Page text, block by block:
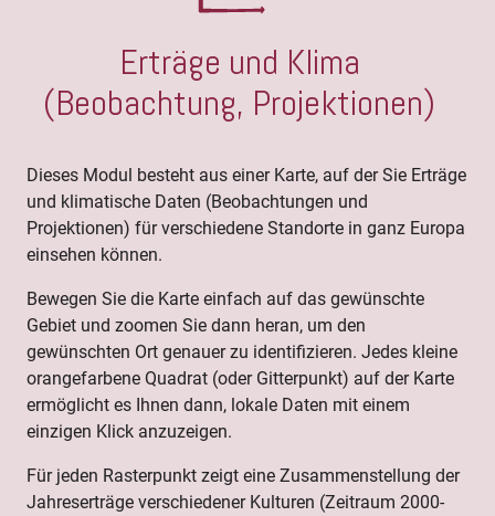
Erträge und Klima
(Beobachtung, Projektionen)
Dieses Modul besteht aus einer Karte, auf der Sie Erträge
und klimatische Daten (Beobachtungen und
Projektionen) für verschiedene Standorte in ganz Europa
einsehen können.
Bewegen Sie die Karte einfach auf das gewünschte
Gebiet und zoomen Sie dann heran, um den
gewünschten Ort genauer zu identifizieren. Jedes kleine
orangefarbene Quadrat (oder Gitterpunkt) auf der Karte
ermöglicht es Ihnen dann, lokale Daten mit einem
einzigen Klick anzuzeigen.
Für jeden Rasterpunkt zeigt eine Zusammenstellung der
Jahreserträge verschiedener Kulturen (Zeitraum 2000-